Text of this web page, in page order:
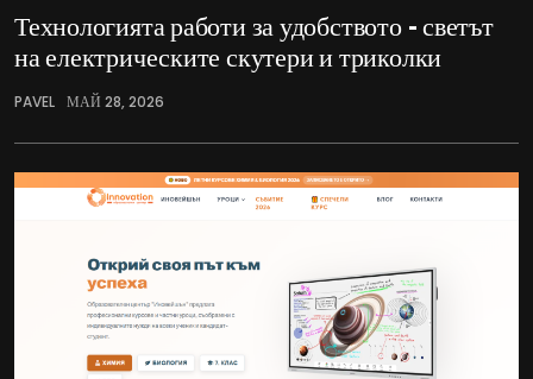
Технологията работи за удобството – светът
на електрическите скутери и триколки
PAVEL МАЙ 28, 2026